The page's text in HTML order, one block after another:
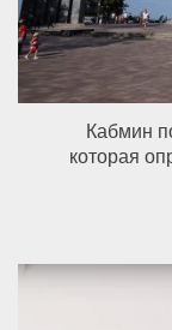
Кабмин
которая